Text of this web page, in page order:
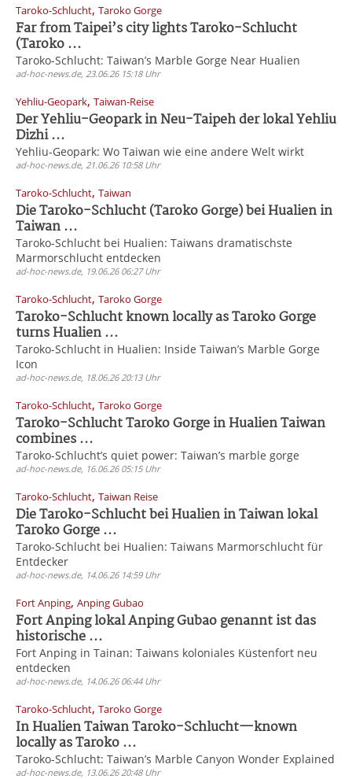
Taroko-Schlucht, Taroko Gorge
Far from Taipei’s city lights Taroko-Schlucht
(Taroko ...
Taroko-Schlucht: Taiwan’s Marble Gorge Near Hualien
ad-hoc-news.de, 23.06.26 15:18 Uhr
Yehliu-Geopark, Taiwan-Reise
Der Yehliu-Geopark in Neu-Taipeh der lokal Yehliu
Dizhi ...
Yehliu-Geopark: Wo Taiwan wie eine andere Welt wirkt
ad-hoc-news.de, 21.06.26 10:58 Uhr
Taroko-Schlucht, Taiwan
Die Taroko-Schlucht (Taroko Gorge) bei Hualien in
Taiwan ...
Taroko-Schlucht bei Hualien: Taiwans dramatischste
Marmorschlucht entdecken
ad-hoc-news.de, 19.06.26 06:27 Uhr
Taroko-Schlucht, Taroko Gorge
Taroko-Schlucht known locally as Taroko Gorge
turns Hualien ...
Taroko-Schlucht in Hualien: Inside Taiwan’s Marble Gorge
Icon
ad-hoc-news.de, 18.06.26 20:13 Uhr
Taroko-Schlucht, Taroko Gorge
Taroko-Schlucht Taroko Gorge in Hualien Taiwan
combines ...
Taroko-Schlucht’s quiet power: Taiwan’s marble gorge
ad-hoc-news.de, 16.06.26 05:15 Uhr
Taroko-Schlucht, Taiwan Reise
Die Taroko-Schlucht bei Hualien in Taiwan lokal
Taroko Gorge ...
Taroko-Schlucht bei Hualien: Taiwans Marmorschlucht für
Entdecker
ad-hoc-news.de, 14.06.26 14:59 Uhr
Fort Anping, Anping Gubao
Fort Anping lokal Anping Gubao genannt ist das
historische ...
Fort Anping in Tainan: Taiwans koloniales Küstenfort neu
entdecken
ad-hoc-news.de, 14.06.26 06:44 Uhr
Taroko-Schlucht, Taroko Gorge
In Hualien Taiwan Taroko-Schlucht—known
locally as Taroko ...
Taroko-Schlucht: Taiwan’s Marble Canyon Wonder Explained
ad-hoc-news.de, 13.06.26 20:48 Uhr